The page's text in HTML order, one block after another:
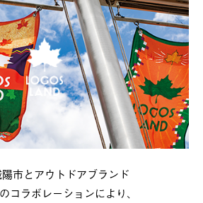
市とアウトドアブランド
コラボレーションにより、